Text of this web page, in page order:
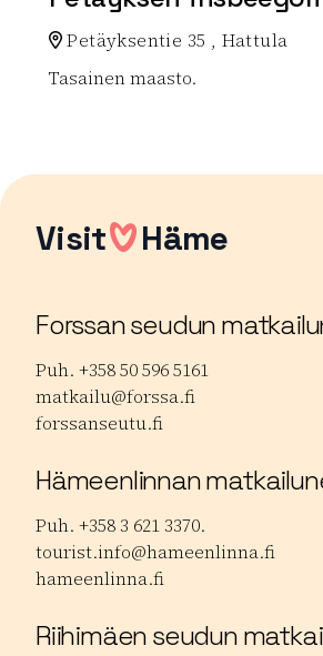
Petäyksentie 35 , Hattula
Tasainen maasto.
Visit Häme
Forssan seudun
Puh. +358 50 596 5161
matkailu@forssa.fi
forssanseutu.fi
Hämeenlinnan
Puh. +358 3 621 3370.
tourist.info@hameenlinna.fi
hameenlinna.fi
Riihimäen seudun